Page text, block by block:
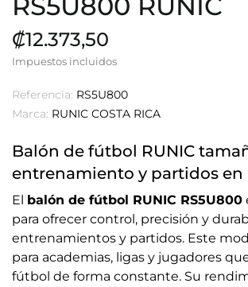
₡12.373,50
Impuestos incluidos
Referencia: RS5U800
Marca: RUNIC COSTA RICA
Balón de fútbol RUNIC
entrenamiento y partidos en
El balón de fútbol RUNIC RS5U800
para ofrecer control, precisión y
entrenamientos y partidos. Este
para academias, ligas y jugadores
fútbol de forma constante. Su